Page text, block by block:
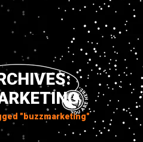
"buzzmarketing"